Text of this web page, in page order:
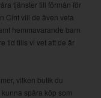
tjänster till förmån för
Cint vill de även veta
hemmavarande barn
tid tills vi vet att de är
vilken butik du
spåra köp som